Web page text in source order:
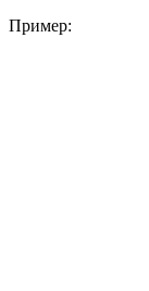
Пример: